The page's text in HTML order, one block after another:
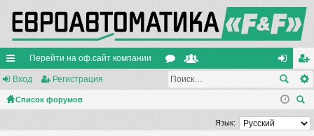
с
ы
Перейти на оф.сайт компании
ор ол хо
д
ег
ис
тр
Вход Регистрация
Список форумов
ои
ск
Язык: